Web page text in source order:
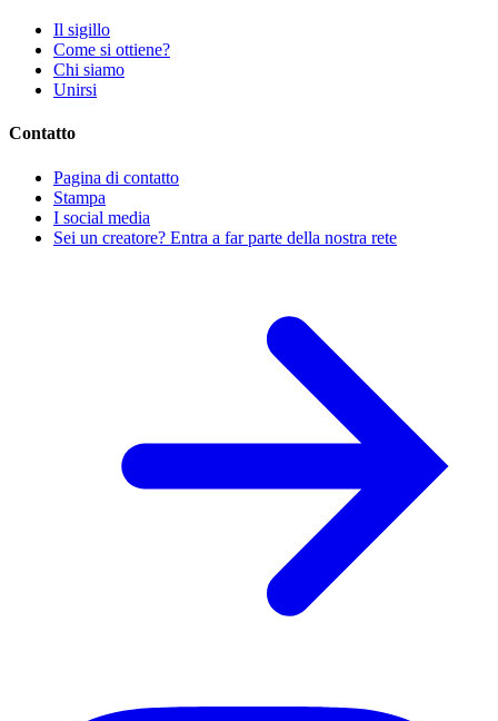
Il sigillo
Come si ottiene?
Chi siamo
Unirsi
Contatto
Pagina di contatto
Stampa
I social media
Sei un creatore? Entra a far parte della nostra rete